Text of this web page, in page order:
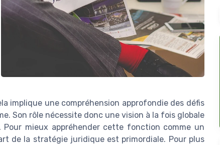
implique une compréhension approfondie des défis
Son rôle nécessite donc une vision à la fois globale
mieux appréhender cette fonction comme un
de la stratégie juridique est primordiale. Pour plus